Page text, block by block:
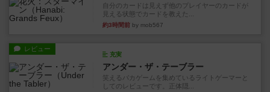
自分のカードは見えず他のプレイヤーのカードが
見える状態でカードを教えた...
約3時間前 by mob567
レビュー
充実
アンダー・ザ・テーブラー
笑えるバカゲームを集めているライトゲーマーと
してのレビューです。正体隠...